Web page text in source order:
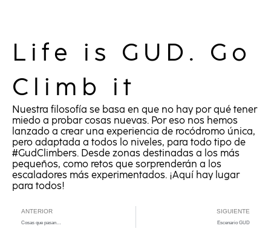
Life is GUD. Go
Climb it
Nuestra filosofía se basa en que no hay por qué tener
miedo a probar cosas nuevas. Por eso nos hemos
lanzado a crear una experiencia de rocódromo única,
pero adaptada a todos lo niveles, para todo tipo de
#GudClimbers. Desde zonas destinadas a los más
pequeños, como retos que sorprenderán a los
escaladores más experimentados. ¡Aquí hay lugar
para todos!
ANTERIOR
Cosas que pasan…
SIGUIENTE
Escenario GUD